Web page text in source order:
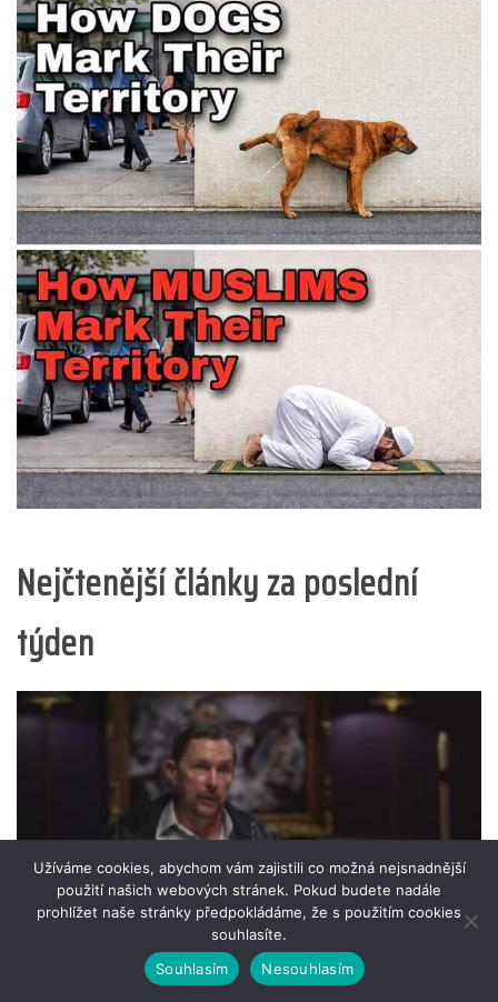
Nejčtenější články za poslední
týden
Užíváme cookies, abychom vám zajistili co možná nejsnadnější
použití našich webových stránek. Pokud budete nadále
prohlížet naše stránky předpokládáme, že s použitím cookies
souhlasíte.
Souhlasím
Nesouhlasím